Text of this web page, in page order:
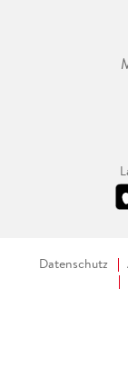
Datenschutz